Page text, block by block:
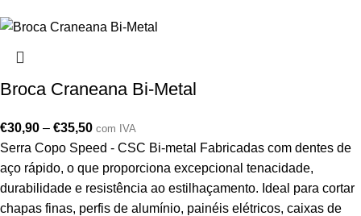
Broca Craneana Bi-Metal
€30,90 – €35,50 com IVA
Serra Copo Speed - CSC Bi-metal Fabricadas com dentes de
aço rápido, o que proporciona excepcional tenacidade,
durabilidade e resistência ao estilhaçamento. Ideal para cortar
chapas finas, perfis de alumínio, painéis elétricos, caixas de